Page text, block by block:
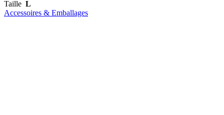
Taille L
Accessoires & Emballages